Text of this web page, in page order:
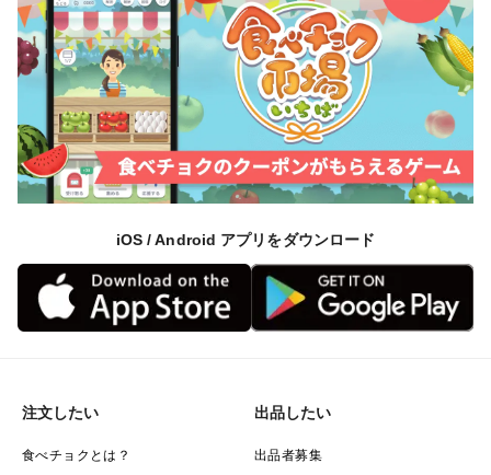
【お届け日】ご希望の日にちをご指定ください。
※北海道・沖縄への配送は最短５日となりますので、ゆ
とりをもってご注文ください。
【お届け方法】真空パックにして、クール便にてお届け
いたします。
iOS / Android アプリをダウンロード
注文したい
食べチョクとは？
出品したい
出品者募集